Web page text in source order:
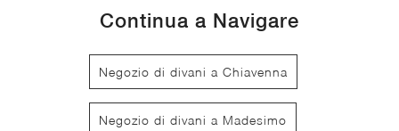
Continua a Navigare
Negozio di divani a Chiavenna
Negozio di divani a Madesimo